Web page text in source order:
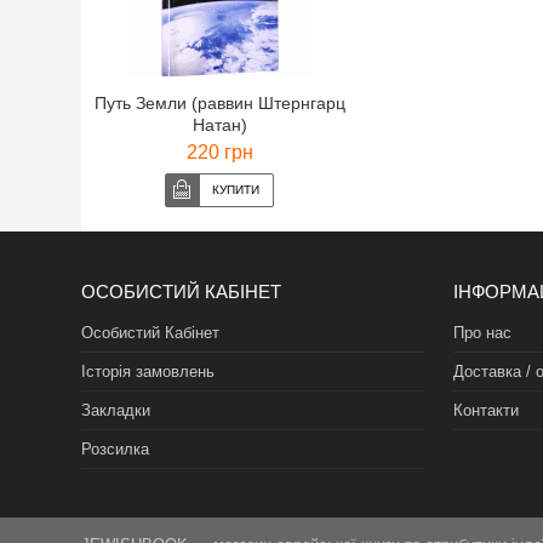
Путь Земли (раввин Штернгарц
Натан)
220 грн
ОСОБИСТИЙ КАБІНЕТ
Особистий Кабінет
Історія замовлень
Закладки
Розсилка
Про нас
Доставка /
Контакти